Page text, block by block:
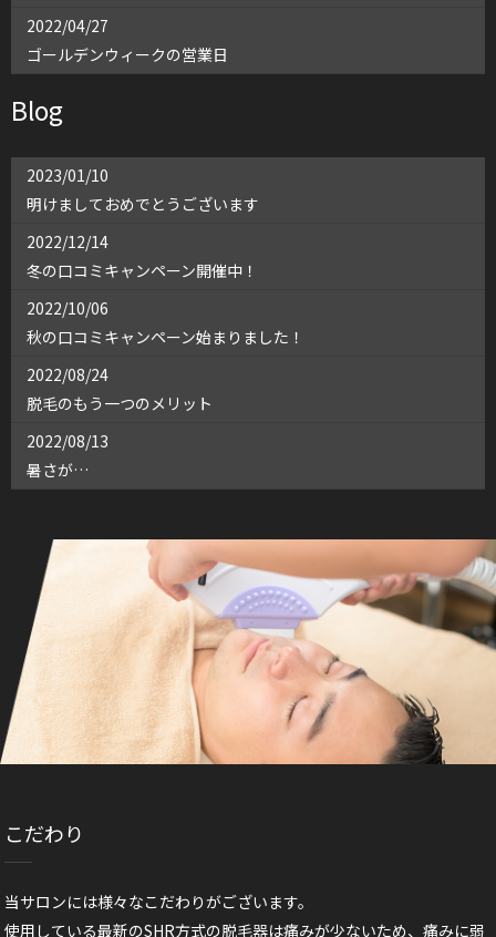
2022/04/27
ゴールデンウィークの営業日
春の口コミキャンペーン
2022/02/08
まだまだ
年末年始の休業日のお知らせ
ホットペッパーのクーポンについて
hot pepper からのご予約開始
Blog
2023/01/10
明けましておめでとうございます
2022/12/14
冬の口コミキャンペーン開催中！
2022/10/06
秋の口コミキャンペーン始まりました！
2022/08/24
脱毛のもう一つのメリット
2022/08/13
暑さが…
夏の口コミキャンペーンスタート！
2022/06/14
ついに明日から…！
2022/06/11
夏の口コミキャンペーン
2022/05/27
メンズ脱毛
こだわり
当サロンには様々なこだわりがございます。
使用している最新のSHR方式の脱毛器は痛みが少ないため、痛みに弱